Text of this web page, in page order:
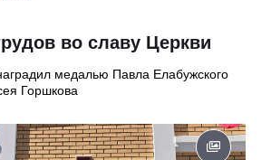
во славу Церкви
медалью Павла Елабужского
Горшкова